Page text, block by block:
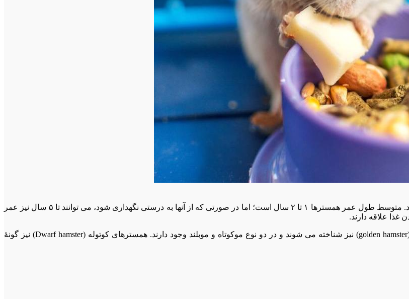
همسترهای جوندگان کوچک و موجودات کم دردسری به عنوان حیوان خانگی هستند. متوسط طول عمر همسترها ۱ تا ۲ سال است؛ اما در صورتی که از آنها به درستی نگهداری شود، می توانند تا ۵ سال نیز عمر
غذا علاقه دارند.
شناخته شده ترین گونۀ همستر سیرین (Syrian) است که با عنوان همستر طلایی (golden hamster) نیز شناخته می شوند و در دو نوع موکوتاه و موبلند وجود دارند. همسترهای کوتوله (Dwarf hamster) نیز گونۀ